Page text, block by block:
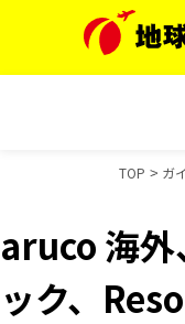
TOP ガ
aruco 海
ック、